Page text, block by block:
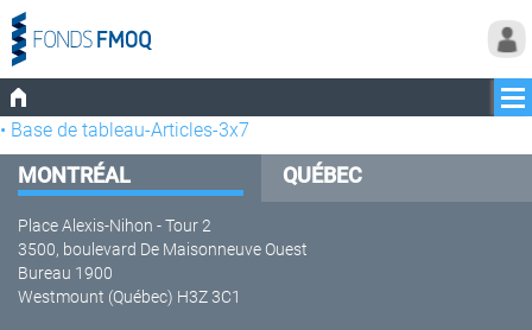
• Base de tableau-Articles-3x7
MONTRÉAL QUÉBEC
Place Alexis-Nihon - Tour 2
3500, boulevard De Maisonneuve Ouest
Bureau 1900
Westmount (Québec) H3Z 3C1